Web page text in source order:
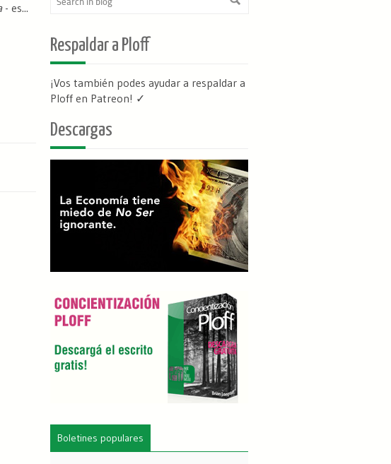
- es...
Respaldar a Ploff
¡Vos también podes ayudar a respaldar a
Ploff en Patreon! ✓
Descargas
Boletines populares